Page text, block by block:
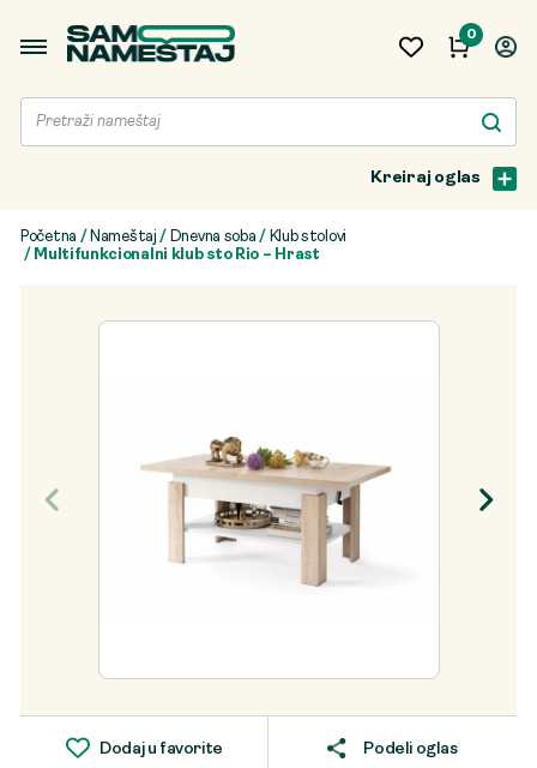
0
Kreiraj oglas
Početna / Nameštaj / Dnevna soba / Klub stolovi
/ Multifunkcionalni klub sto Rio – Hrast
Dodaj u favorite Podeli oglas